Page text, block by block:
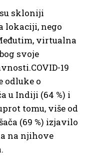
skloniji
lokaciji, nego
virtualna
svoje
19
odluke o
u Indiji (64 %) i
tomu, više od
(69 %) izjavilo
na njihove